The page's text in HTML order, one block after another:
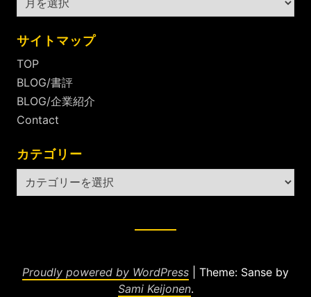
ー
イ
ブ
サイトマップ
TOP
BLOG/書評
BLOG/企業紹介
Contact
カテゴリー
テ
Proudly powered by WordPress
Theme: Sanse by
Sami Keijonen.